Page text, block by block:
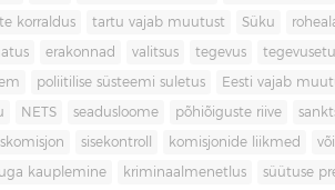
korraldus tartu vajab muutust Süku
erakonnad valitsus tegevus
poliitilise süsteemi suletus Eesti vajab
NETS seadusloome põhiõiguste riive
sisekontroll komisjonide liikmed
kauplemine kriminaalmenetlus süütuse